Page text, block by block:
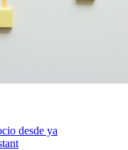
desde ya